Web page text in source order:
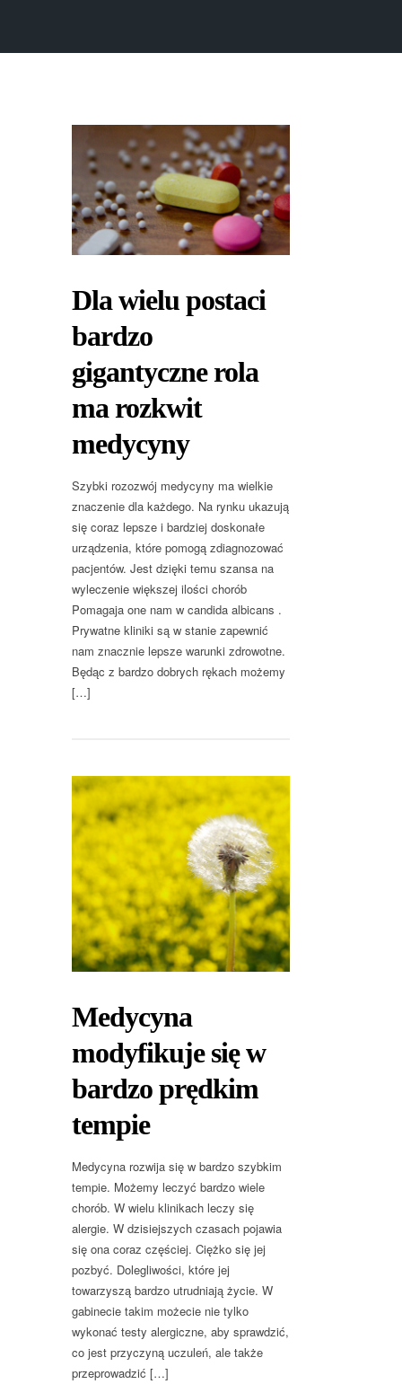
Dla wielu postaci
bardzo
gigantyczne rola
ma rozkwit
medycyny
Szybki rozozwój medycyny ma wielkie
znaczenie dla każdego. Na rynku ukazują
się coraz lepsze i bardziej doskonałe
urządzenia, które pomogą zdiagnozować
pacjentów. Jest dzięki temu szansa na
wyleczenie większej ilości chorób
Pomagaja one nam w candida albicans .
Prywatne kliniki są w stanie zapewnić
nam znacznie lepsze warunki zdrowotne.
Będąc z bardzo dobrych rękach możemy
[…]
Medycyna
modyfikuje się w
bardzo prędkim
tempie
Medycyna rozwija się w bardzo szybkim
tempie. Możemy leczyć bardzo wiele
chorób. W wielu klinikach leczy się
alergie. W dzisiejszych czasach pojawia
się ona coraz częściej. Ciężko się jej
pozbyć. Dolegliwości, które jej
towarzyszą bardzo utrudniają życie. W
gabinecie takim możecie nie tylko
wykonać testy alergiczne, aby sprawdzić,
co jest przyczyną uczuleń, ale także
przeprowadzić […]